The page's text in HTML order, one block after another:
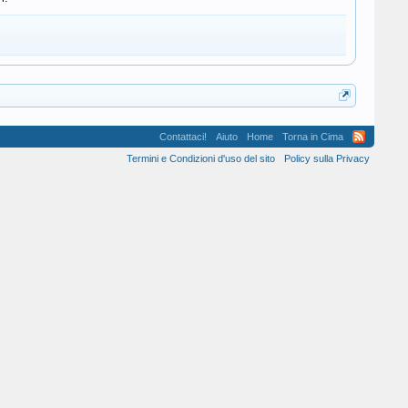
Contattaci! Aiuto Home
Torna in Cima
Termini e Condizioni d'uso del sito
Policy sulla Privacy